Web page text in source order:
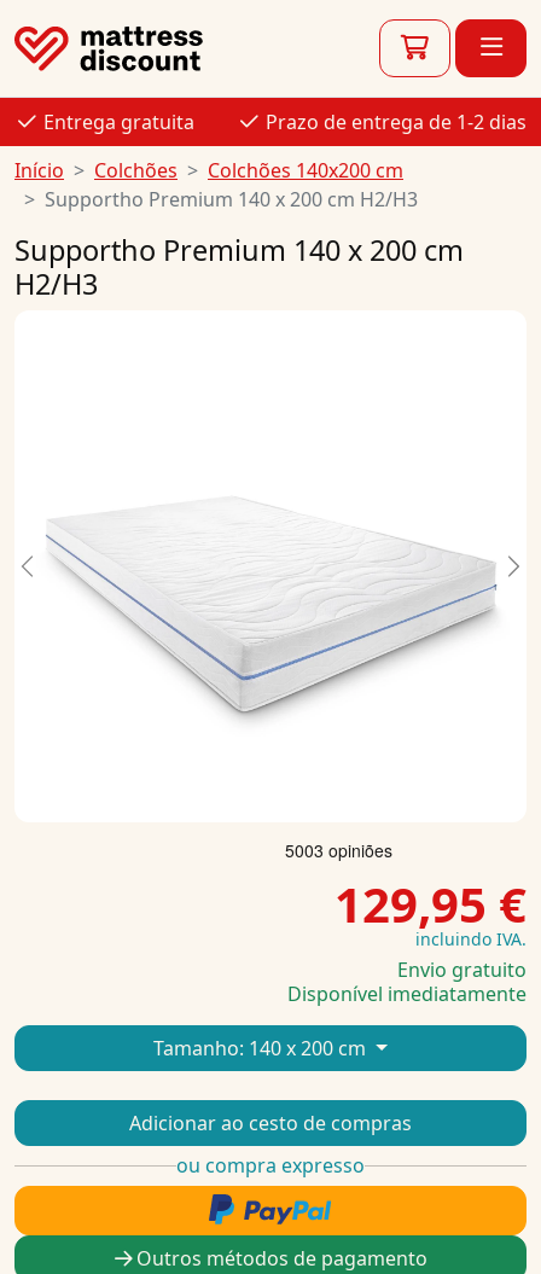
Entrega gratuita
Prazo de entrega de 1-2 dias
Início
Colchões
Colchões 140x200 cm
Supportho Premium 140 x 200 cm H2/H3
Supportho Premium 140 x 200 cm
H2/H3
Previous
129,95 €
incluindo IVA.
Envio gratuito
Disponível imediatamente
Tamanho: 140 x 200 cm
Adicionar ao cesto de compras
ou compra expresso
Outros métodos de pagamento